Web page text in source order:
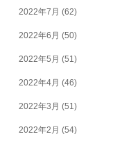
2022年7月 (62)
2022年6月 (50)
2022年5月 (51)
2022年4月 (46)
2022年3月 (51)
2022年2月 (54)